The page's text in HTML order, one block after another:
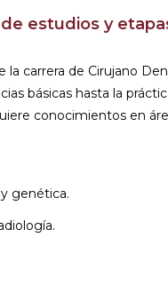
estudios y
la carrera de Cirujano
básicas hasta la
conocimientos en
genética.